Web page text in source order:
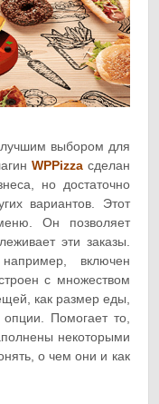
выбором для
WPPizzaсделан
но достаточно
вариантов. Этот
Он позволяет
эти заказы.
включен
с множеством
как размер еды,
Помогает то,
некоторыми
о чем они и как